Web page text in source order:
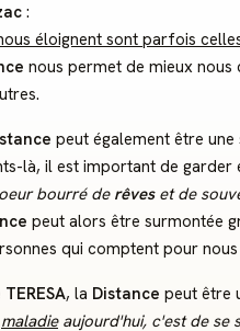
:
éloignent sont parfois
nous permet de mieux
peut également être
là, il est important de garder
bourré de rêveset de
peut alors être surmontée
qui comptent pour
, la Distance peut être
maladieaujourd'hui, c'est de se